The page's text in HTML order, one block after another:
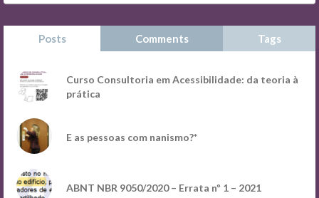
Posts Comments Tags
Curso Consultoria em Acessibilidade: da teoria à
prática
E as pessoas com nanismo?*
ABNT NBR 9050/2020 – Errata nº 1 – 2021